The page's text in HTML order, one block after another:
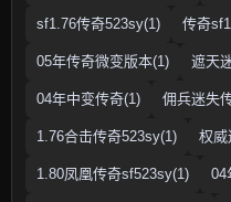
sf1.76传奇523sy(1) 传奇
05年传奇微变版本(1) 遮天
04年中变传奇(1) 佣兵迷失
1.76合击传奇523sy(1) 权威
1.80凤凰传奇sf523sy(1) 04